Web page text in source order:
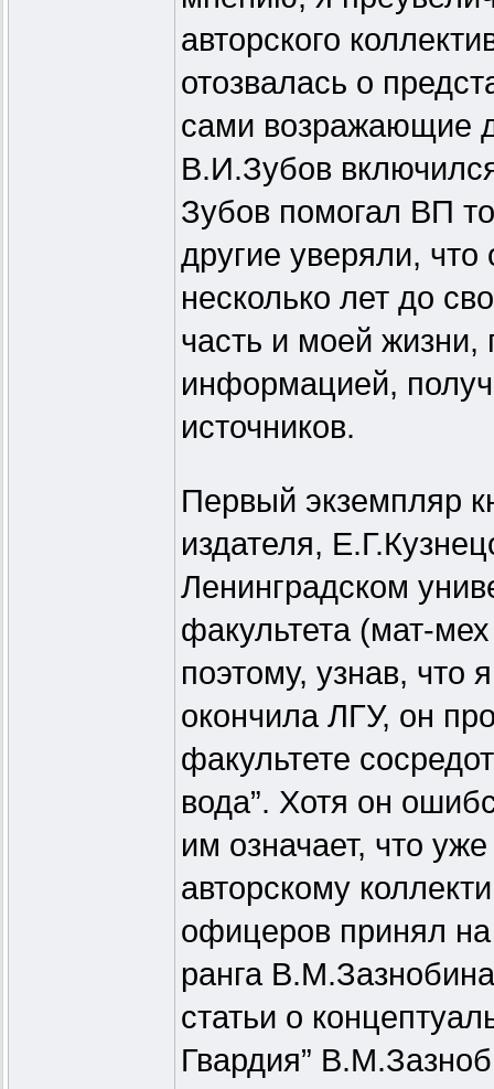
авторского
отозвалась о
сами возражающие
В.И.Зубов
Зубов помогал ВП
другие уверяли,
несколько лет до
часть и моей жизни,
информацией,
источников.
Первый экземпляр
издателя,
Ленинградском
факультета (мат-
поэтому, узнав, что
окончила ЛГУ, он
факультете
вода”. Хотя он
им означает, что
авторскому
офицеров принял на
ранга
статьи о
Гвардия”